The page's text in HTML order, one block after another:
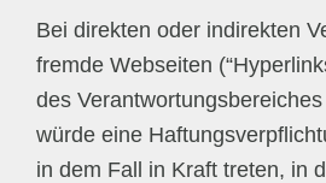
Bei direkten oder indirekten
fremde Webseiten
des
würde eine
in dem Fall in Kraft treten, in